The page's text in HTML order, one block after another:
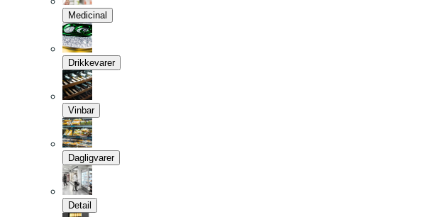
Medicinal
Drikkevarer
Vinbar
Dagligvarer
Detail